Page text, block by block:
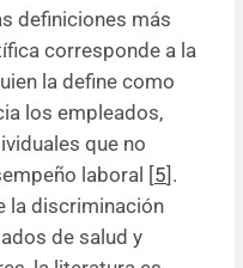
definiciones más
corresponde a la
la define como
los empleados,
que no
laboral [5].
la discriminación
de salud y